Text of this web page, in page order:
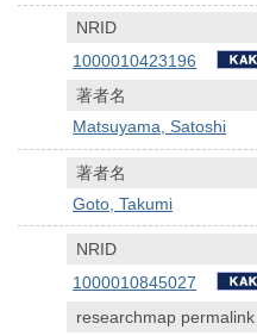
NRID
1000010423196
著者名
Matsuyama, Satoshi
著者名
Goto, Takumi
NRID
1000010845027
researchmap permalink